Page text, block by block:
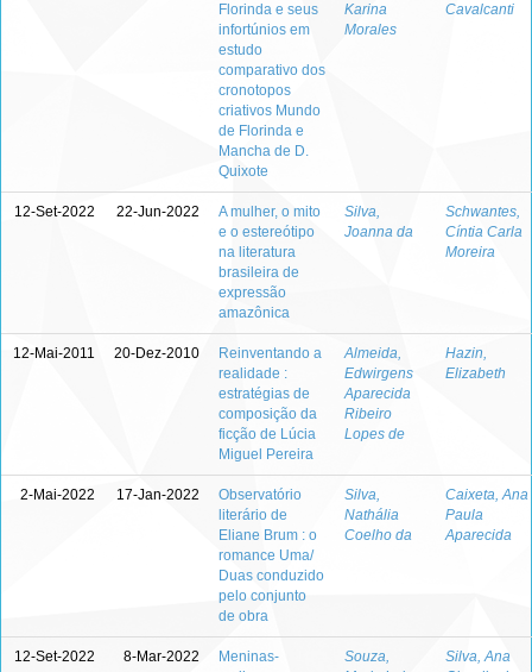
Florinda e seus
infortúnios em
estudo
comparativo dos
cronotopos
criativos Mundo
de Florinda e
Mancha de D.
Quixote
Karina
Morales
Cavalcanti
12-Set-2022 22-Jun-2022
A mulher, o mito
e o estereótipo
na literatura
brasileira de
expressão
amazônica
Silva,
Joanna da
Schwantes,
Cíntia Carla
Moreira
12-Mai-2011 20-Dez-2010
Reinventando a
realidade :
estratégias de
composição da
ficção de Lúcia
Miguel Pereira
Almeida,
Edwirgens
Aparecida
Ribeiro
Lopes de
Hazin,
Elizabeth
2-Mai-2022 17-Jan-2022
Observatório
literário de
Eliane Brum : o
romance Uma/
Duas conduzido
pelo conjunto
de obra
Silva,
Nathália
Coelho da
Caixeta, Ana
Paula
Aparecida
12-Set-2022 8-Mar-2022
Meninas-
Souza,
Silva, Ana